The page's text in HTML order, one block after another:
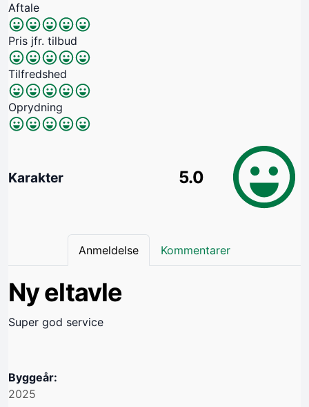
Aftale
Pris jfr. tilbud
Tilfredshed
Oprydning
Karakter 5.0
Anmeldelse Kommentarer
Ny eltavle
Super god service
Byggeår:
2025